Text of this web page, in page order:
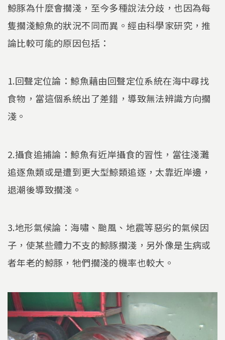
鯨豚為什麼會擱淺，至今多種說法分歧，也因為每
隻擱淺鯨魚的狀況不同而異。經由科學家研究，推
論比較可能的原因包括：
1.回聲定位論：鯨魚藉由回聲定位系統在海中尋找
食物，當這個系統出了差錯，導致無法辨識方向擱
淺。
2.攝食追捕論：鯨魚有近岸攝食的習性，當往淺灘
追逐魚類或是遭到更大型鯨類追逐，太靠近岸邊，
退潮後導致擱淺。
3.地形氣候論：海嘯、颱風、地震等惡劣的氣候因
子，使某些體力不支的鯨豚擱淺，另外像是生病或
者年老的鯨豚，牠們擱淺的機率也較大。